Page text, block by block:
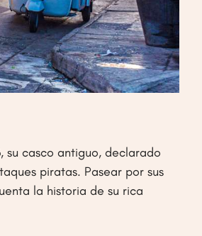
su casco antiguo, declarado
piratas. Pasear por sus
la historia de su rica